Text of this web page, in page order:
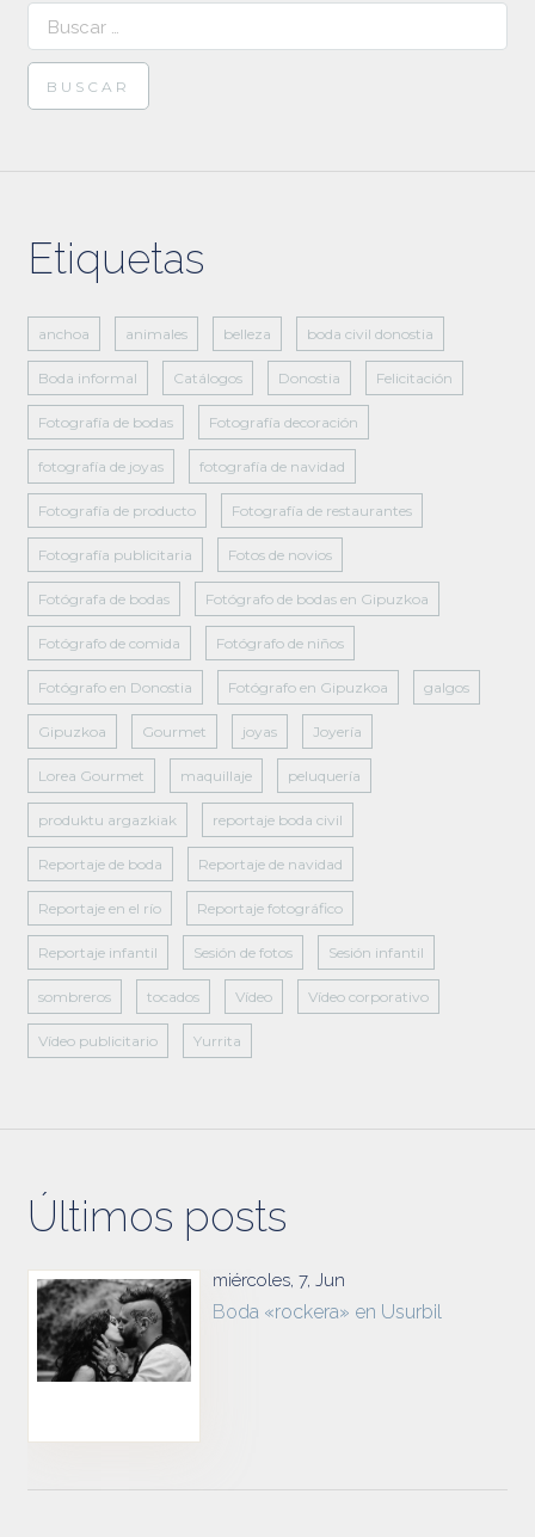
Buscar:
Etiquetas
anchoa animales belleza boda civil donostia
Boda informal Catálogos Donostia Felicitación
Fotografía de bodas Fotografía decoración
fotografía de joyas fotografía de navidad
Fotografía de producto Fotografía de restaurantes
Fotografía publicitaria Fotos de novios
Fotógrafa de bodas Fotógrafo de bodas en Gipuzkoa
Fotógrafo de comida Fotógrafo de niños
Fotógrafo en Donostia Fotógrafo en Gipuzkoa galgos
Gipuzkoa Gourmet joyas Joyería
Lorea Gourmet maquillaje peluquería
produktu argazkiak reportaje boda civil
Reportaje de boda Reportaje de navidad
Reportaje en el río Reportaje fotográfico
Reportaje infantil Sesión de fotos Sesión infantil
sombreros tocados Vídeo Vídeo corporativo
Vídeo publicitario Yurrita
Últimos posts
miércoles, 7, Jun
Boda «rockera» en Usurbil